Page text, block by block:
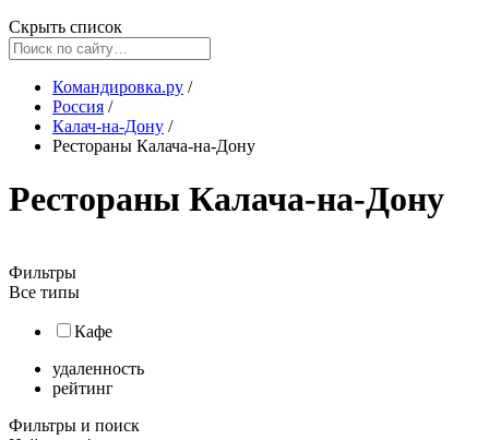
Скрыть список
Командировка.ру /
Россия /
Калач-на-Дону /
Рестораны Калача-на-Дону
Рестораны Калача-на-Дону
Фильтры
Все типы
Кафе
удаленность
рейтинг
Фильтры и поиск